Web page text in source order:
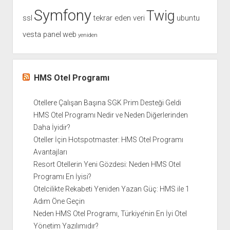
ssl Symfonytekrar eden veri Twig ubuntu
vesta panel web yeniden
HMS Otel Programı
Otellere Çalışan Başına SGK Prim Desteği Geldi
HMS Otel Programı Nedir ve Neden Diğerlerinden
Daha İyidir?
Oteller İçin Hotspotmaster: HMS Otel Programı
Avantajları
Resort Otellerin Yeni Gözdesi: Neden HMS Otel
Programı En İyisi?
Otelcilikte Rekabeti Yeniden Yazan Güç: HMS ile 1
Adım Öne Geçin
Neden HMS Otel Programı, Türkiye’nin En İyi Otel
Yönetim Yazılımıdır?